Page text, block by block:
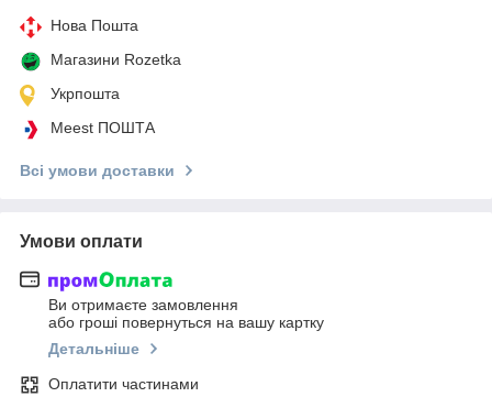
Нова Пошта
Магазини Rozetka
Укрпошта
Meest ПОШТА
Всі умови доставки
Умови оплати
Ви отримаєте замовлення
або гроші повернуться на вашу картку
Детальніше
Оплатити частинами